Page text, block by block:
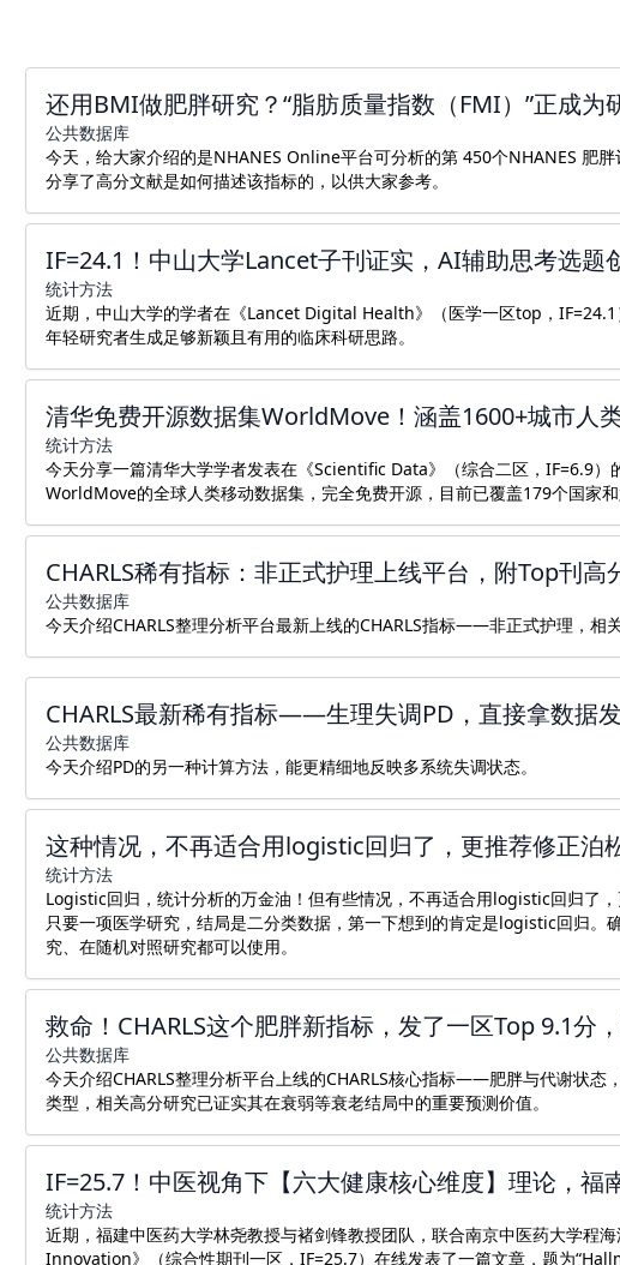
还用BMI做肥胖研究？“脂肪质量指数（FMI）”正成为
公共数据库
今天，给大家介绍的是NHANES Online平台可分析的第 450个NHANES 肥
分享了高分文献是如何描述该指标的，以供大家参考。
IF=24.1！中山大学Lancet子刊证实，AI辅助思考选题
统计方法
近期，中山大学的学者在《Lancet Digital Health》（医学一区top，
年轻研究者生成足够新颖且有用的临床科研思路。
清华免费开源数据集WorldMove！涵盖1600+城市人
统计方法
今天分享一篇清华大学学者发表在《Scientific Data》（综合二区，IF=6.9）
WorldMove的全球人类移动数据集，完全免费开源，目前已覆盖179个国家和
CHARLS稀有指标：非正式护理上线平台，附Top刊高
公共数据库
今天介绍CHARLS整理分析平台最新上线的CHARLS指标——非正式护理，相
CHARLS最新稀有指标——生理失调PD，直接拿数据发
公共数据库
今天介绍PD的另一种计算方法，能更精细地反映多系统失调状态。
这种情况，不再适合用logistic回归了，更推荐修正泊
统计方法
Logistic回归，统计分析的万金油！但有些情况，不再适合用logistic回归了，更推荐修正泊松回
只要一项医学研究，结局是二分类数据，第一下想到的肯定是logistic回归。
究、在随机对照研究都可以使用。
救命！CHARLS这个肥胖新指标，发了一区Top 9.1分
公共数据库
今天介绍CHARLS整理分析平台上线的CHARLS核心指标——肥胖与代谢状态
类型，相关高分研究已证实其在衰弱等衰老结局中的重要预测价值。
IF=25.7！中医视角下【六大健康核心维度】理论，福
统计方法
近期，福建中医药大学林尧教授与褚剑锋教授团队，联合南京中医药大学程
Innovation》（综合性期刊一区，IF=25.7）在线发表了一篇文章，题为